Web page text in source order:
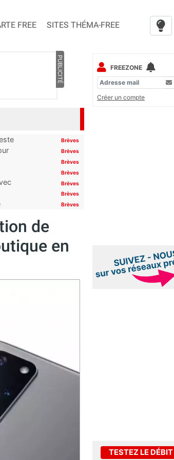
FREE SITES THÉMA-FREE
PUBLICITÉ
Brèves
Brèves
Brèves
Brèves
Brèves
Brèves
Brèves
de
en
FREEZONE
Créer un compte
TESTEZ LE